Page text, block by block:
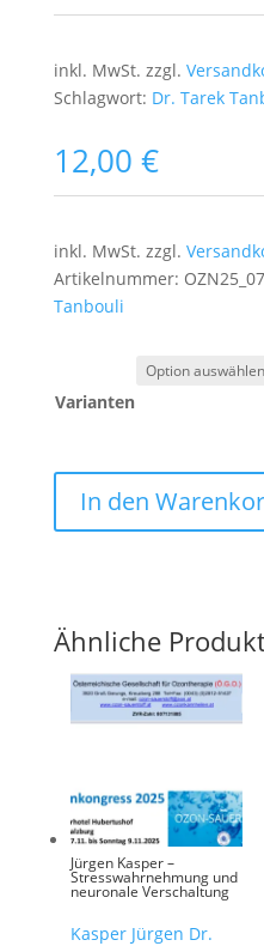
inkl. MwSt. zzgl.
Schlagwort: Dr. Tarek
12,00 €
inkl. MwSt. zzgl.
Artikelnummer: OZN25_07
Tanbouli
Varianten
In den
Ähnliche
Jürgen Kasper –
Stresswahrnehmung und
neuronale Verschaltung
Kasper Jürgen Dr.